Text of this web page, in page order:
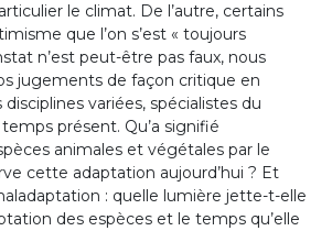
le climat. De l’autre, certains
que l’on s’est « toujours
n’est peut-être pas faux, nous
jugements de façon critique en
variées, spécialistes du
présent. Qu’a signifié
animales et végétales par le
cette adaptation aujourd’hui ? Et
: quelle lumière jette-t-elle
des espèces et le temps qu’elle